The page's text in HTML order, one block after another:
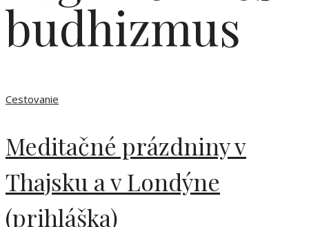
budhizmus
Cestovanie
Meditačné prázdniny v
Thajsku a v Londýne
(prihláška)